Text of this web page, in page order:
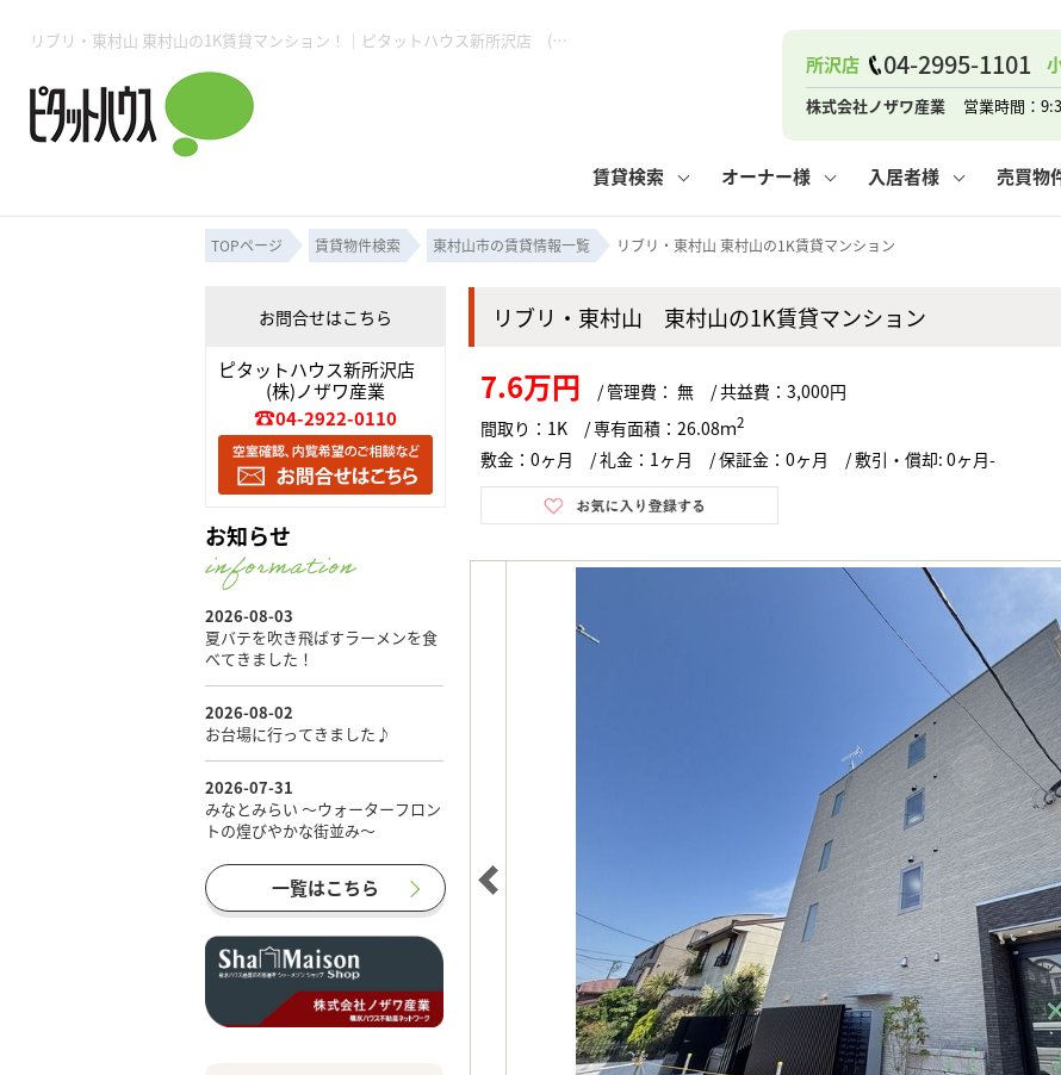
リブリ・東村山 東村山の1K賃貸マンション！｜ピタットハウス新所沢店 (株)ノザワ産業
所沢店 04-2995-1101
株式会社ノザワ産業 営業時間：
賃貸検索
所沢賃貸TOP 物件検索フォーム お気に入り 閲覧履歴 保存した検索条件
月極駐車場 事業用物件 コンテナ
オーナー様
賃貸管理業務 土地・空き家活用 空き家管理 管理物件一覧
入居者様
入居者様用ページTOP 入居中のマナー 住まいのトラブルQ&A お住まいの解約手続き
売買物
売買物件一覧 購入時の諸費用 購入までの流れ よくある質問
無料売却査定 仲介手数料について 業者の選び方 媒介契約の種類
必要な書類 売却の流れ 高く売るポイント よくある質問
スタッフ紹介 お知らせ お客様の声 スタッフブログ
ピタットハウス所沢店 ピタットハウス小手指店 ピタットハウス新所沢店
ご来店予約 お住まいの解約手続き その他の問合せ
所沢賃貸TOP 閲覧履歴 保存した検索条件
月極駐車場 事業用物件 コンテナ
賃貸管理業務 管理のご依頼
入居者様用ページTOP 住まいのトラブルQ&A お住まいの解約手続き
売買物件一覧 よくある質問 マンション
無料売却査定 媒介契約の種類 売却時
必要な書類
会社概要 スタッフブログ
ピタットハウス所沢店 ピタットハウス小手指店
ご来店予約
TOPページ 賃貸物件検索 東村山市の賃貸情報一覧 リブリ・東村山 東村山の1K賃貸マンション
リブリ・東村山 東村山の1K賃貸マンション
7.6万円 / 管理費： 無 / 共益費：3,000円
間取り：1K / 専有面積：26.08ｍ2
敷金：0ヶ月 / 礼金：1ヶ月 / 保証金：0ヶ月 / 敷引・償却: 0ヶ月-
お問合せはこちら
ピタットハウス新所沢店
(株)ノザワ産業
04-2922-0110
お知らせ
一覧はこちら